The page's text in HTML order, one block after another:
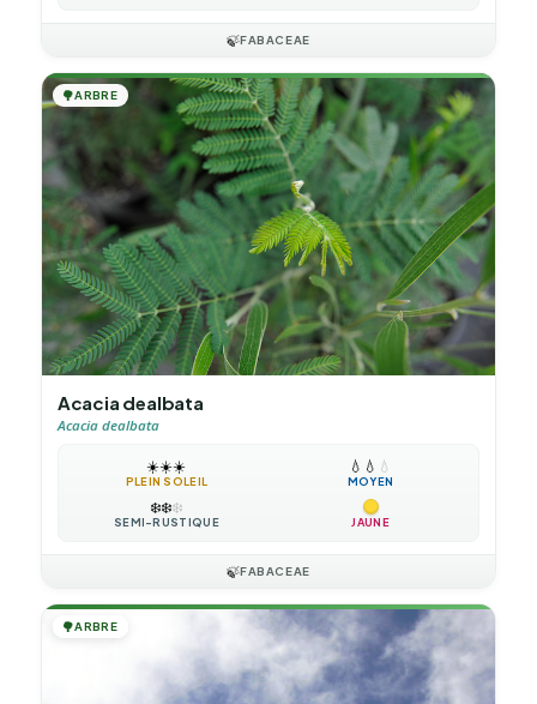
🍃FABACEAE
🌳ARBRE
Acacia dealbata
Acacia dealbata
☀️☀️☀️
PLEIN SOLEIL
💧 💧 💧
MOYEN
❄️❄️❄️
SEMI-RUSTIQUE JAUNE
🍃FABACEAE
🌳ARBRE